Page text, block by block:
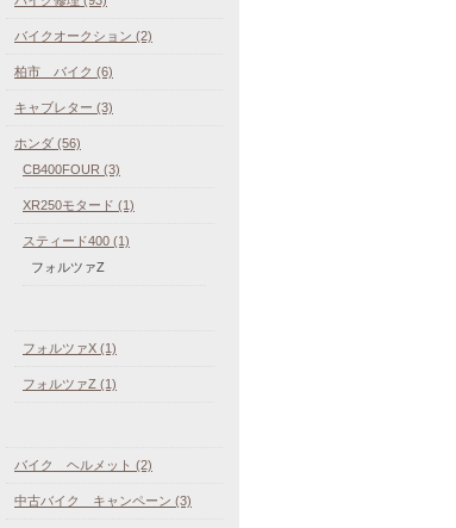
バイクオークション (2)
柏市 バイク (6)
キャブレター (3)
ホンダ (56)
CB400FOUR (3)
XR250モタード (1)
スティード400 (1)
フォルツァZ
フォルツァX (1)
フォルツァZ (1)
バイク ヘルメット (2)
中古バイク キャンペーン (3)